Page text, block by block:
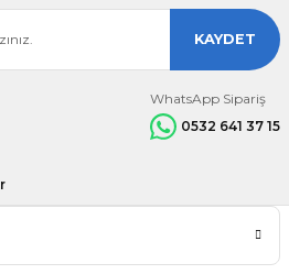
KAYDET
WhatsApp Sipariş
0532 641 37 15